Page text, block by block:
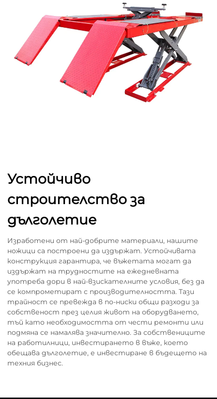
Устойчиво
строителство за
дълголетие
Изработени от най-добрите материали, нашите
ножици са построени да издържат. Устойчивата
конструкция гарантира, че въжетата могат да
издържат на трудностите на ежедневната
употреба дори в най-взискателните условия, без да
се компрометират с производителността. Тази
трайност се превежда в по-ниски общи разходи за
собственост през целия живот на оборудването,
тъй като необходимостта от чести ремонти или
подмяна се намалява значително. За собствениците
на работилници, инвестирането в въже, което
обещава дълголетие, е инвестиране в бъдещето на
техния бизнес.